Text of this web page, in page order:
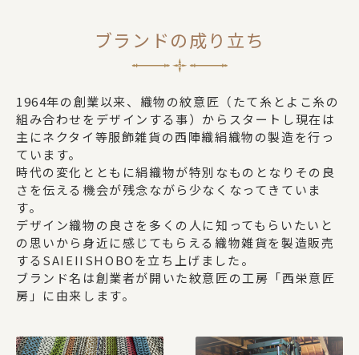
ブランドの成り立ち
1964年の創業以来、織物の紋意匠（たて糸とよこ糸の
組み合わせをデザインする事）からスタートし現在は
主にネクタイ等服飾雑貨の西陣織絹織物の製造を行っ
ています。
時代の変化とともに絹織物が特別なものとなりその良
さを伝える機会が残念ながら少なくなってきていま
す。
デザイン織物の良さを多くの人に知ってもらいたいと
の思いから身近に感じてもらえる織物雑貨を製造販売
するSAIEIISHOBOを立ち上げました。
ブランド名は創業者が開いた紋意匠の工房「西栄意匠
房」に由来します。